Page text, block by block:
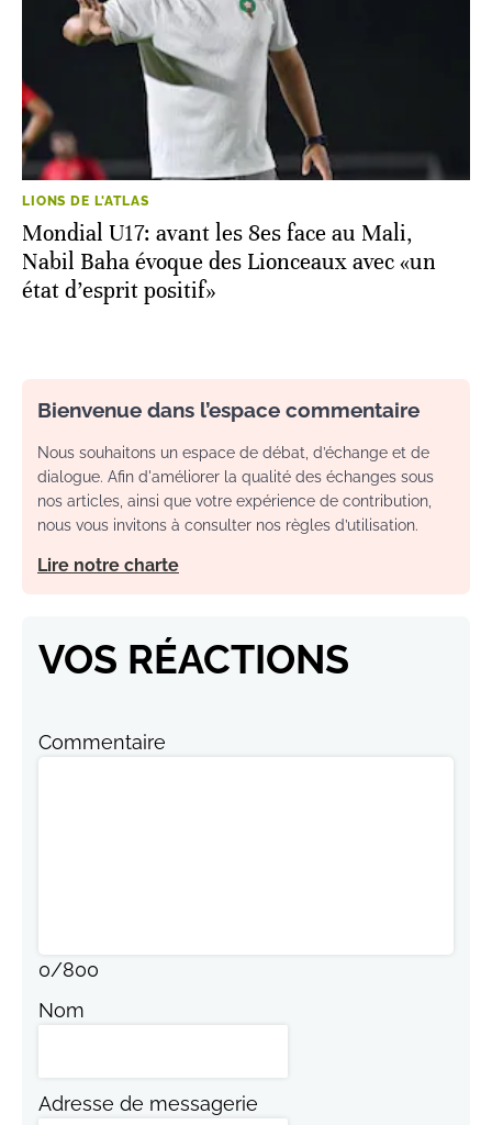
LIONS DE L'ATLAS
Mondial U17: avant les 8es face au Mali,
Nabil Baha évoque des Lionceaux avec «un
état d’esprit positif»
Bienvenue dans l’espace commentaire
Nous souhaitons un espace de débat, d’échange et de
dialogue. Afin d'améliorer la qualité des échanges sous
nos articles, ainsi que votre expérience de contribution,
nous vous invitons à consulter nos règles d’utilisation.
Lire notre charte
VOS RÉACTIONS
Commentaire
0/800
Nom
Adresse de messagerie